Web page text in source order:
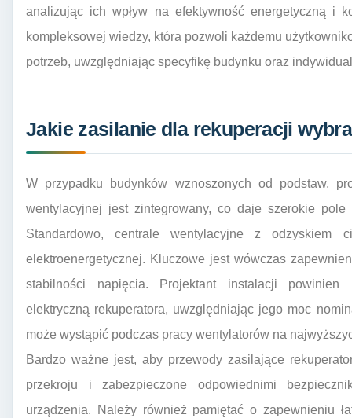
analizując ich wpływ na efektywność energetyczną i
kompleksowej wiedzy, która pozwoli każdemu
potrzeb, uwzględniając specyfikę budynku oraz
Jakie zasilanie dla rekuperacji
W przypadku budynków wznoszonych od podstaw,
wentylacyjnej jest zintegrowany, co daje szerokie
Standardowo, centrale wentylacyjne z odzyskiem
elektroenergetycznej. Kluczowe jest wówczas
stabilności napięcia. Projektant instalacji powinien
elektryczną rekuperatora, uwzględniając jego moc
może wystąpić podczas pracy wentylatorów na
Bardzo ważne jest, aby przewody zasilające
przekroju i zabezpieczone odpowiednimi
urządzenia. Należy również pamiętać o zapewnieniu